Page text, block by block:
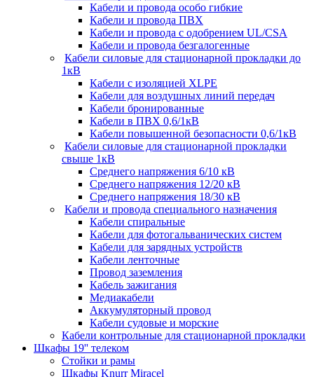
Кабели и провода особо гибкие
Кабели и провода ПВХ
Кабели и провода с одобрением UL/CSA
Кабели и провода безгалогенные
Кабели силовые для стационарной прокладки до
1кВ
Кабели c изоляцией XLPE
Кабели для воздушных линий передач
Кабели бронированные
Кабели в ПВХ 0,6/1кВ
Кабели повышенной безопасности 0,6/1кВ
Кабели силовые для стационарной прокладки
свыше 1кВ
Среднего напряжения 6/10 кВ
Среднего напряжения 12/20 кВ
Среднего напряжения 18/30 кВ
Кабели и провода специального назначения
Кабели спиральные
Кабели для фотогальванических систем
Кабели для зарядных устройств
Кабели ленточные
Провод заземления
Кабель зажигания
Медиакабели
Аккумуляторный провод
Кабели судовые и морские
Кабели контрольные для стационарной прокладки
Шкафы 19'' телеком
Стойки и рамы
Шкафы Knurr Miracel